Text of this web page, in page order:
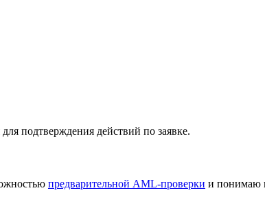
подтверждения действий по заявке.
предварительной AML-проверки и понимаю